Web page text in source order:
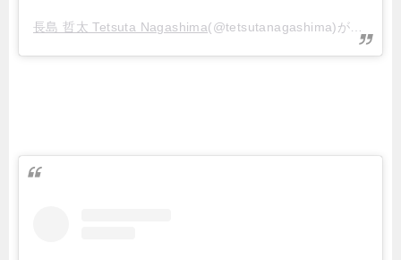
長島 哲太 Tetsuta Nagashima(@tetsutanagashima)がシェアした投稿 –